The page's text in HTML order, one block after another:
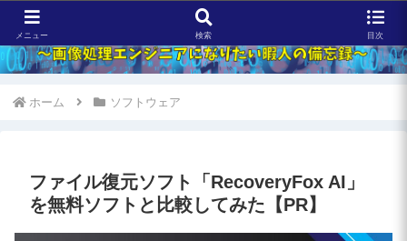
ホーム ソフトウェア
ファイル復元ソフト「RecoveryFox AI」
を無料ソフトと比較してみた【PR】
メニュー 検索 目次